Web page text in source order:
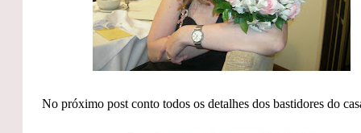
No próximo post conto todos os detalhes dos bastidores do